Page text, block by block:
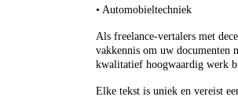
• Automobieltechniek
Als freelance-vertalers met
vakkennis om uw documenten
kwalitatief hoogwaardig werk
Elke tekst is uniek en vereist